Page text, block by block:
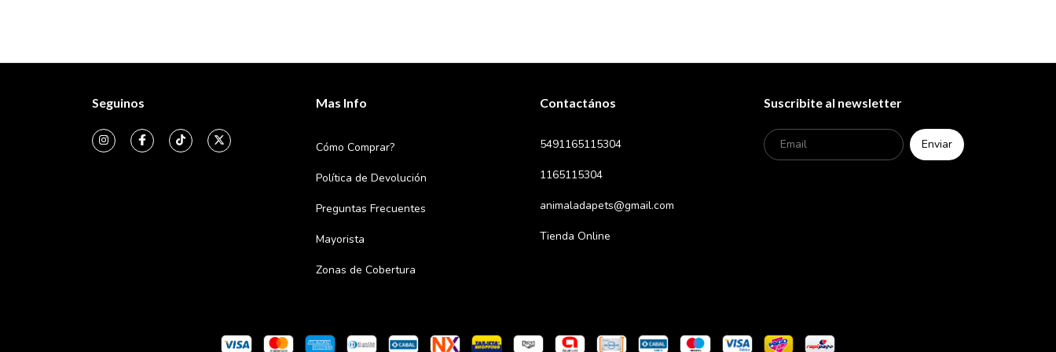
Seguinos Mas Info
Cómo Comprar?
Política de Devolución
Preguntas Frecuentes
Mayorista
Zonas de Cobertura
Contactános
5491165115304
1165115304
animaladapets@gmail.com
Tienda Online
Suscribite al newsletter